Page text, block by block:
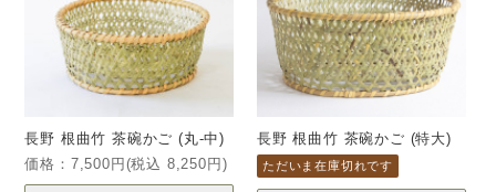
長野 根曲竹 茶碗かご (丸-中)
価格：7,500円(税込 8,250円)
長野 根曲竹 茶碗かご (特大)
ただいま在庫切れです